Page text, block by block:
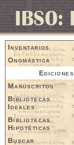
Inventarios
Onomástica
Ediciones
Manuscritos
Bibliotecas
Ideales
Bibliotecas
Hipotéticas
Buscar